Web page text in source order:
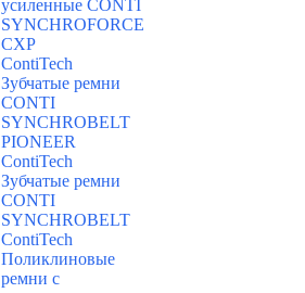
усиленные CONTI
SYNCHROFORCE
CXP
ContiTech
Зубчатые ремни
CONTI
SYNCHROBELT
PIONEER
ContiTech
Зубчатые ремни
CONTI
SYNCHROBELT
ContiTech
Поликлиновые
ремни с